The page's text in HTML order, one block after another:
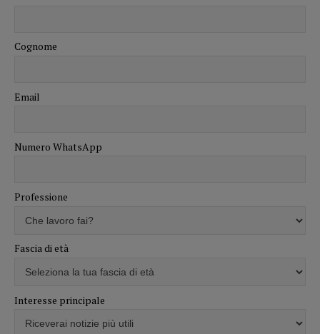
Cognome
Email
Numero WhatsApp
Professione
Fascia di età
Interesse principale